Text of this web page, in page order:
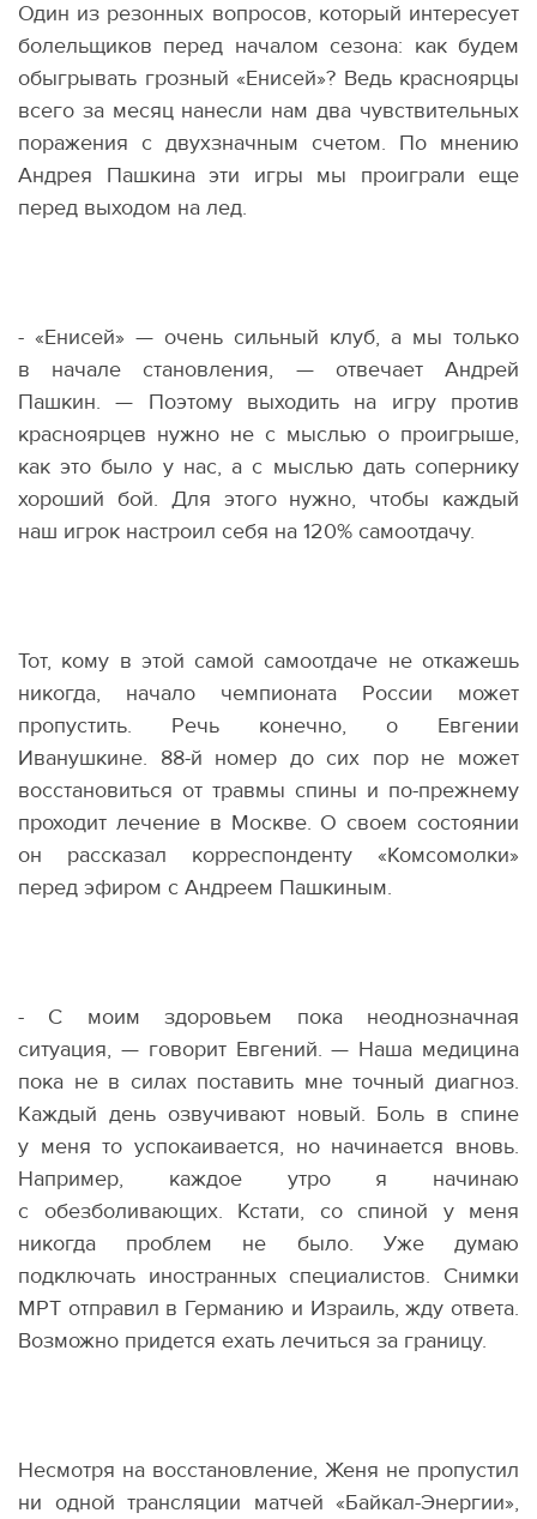
Один из резонных вопросов, который интересует
болельщиков перед началом сезона: как будем
обыгрывать грозный «Енисей»? Ведь красноярцы
всего за месяц нанесли нам два чувствительных
поражения с двухзначным счетом. По мнению
Андрея Пашкина эти игры мы проиграли еще
перед выходом на лед.
- «Енисей» — очень сильный клуб, а мы только
в начале становления, — отвечает Андрей
Пашкин. — Поэтому выходить на игру против
красноярцев нужно не с мыслью о проигрыше,
как это было у нас, а с мыслью дать сопернику
хороший бой. Для этого нужно, чтобы каждый
наш игрок настроил себя на 120% самоотдачу.
Тот, кому в этой самой самоотдаче не откажешь
никогда, начало чемпионата России может
пропустить. Речь конечно, о Евгении
Иванушкине. 88-й номер до сих пор не может
восстановиться от травмы спины и по-прежнему
проходит лечение в Москве. О своем состоянии
он рассказал корреспонденту
«Комсомолки»
перед эфиром с Андреем Пашкиным.
- С моим здоровьем пока неоднозначная
ситуация, — говорит Евгений. — Наша медицина
пока не в силах поставить мне точный диагноз.
Каждый день озвучивают новый. Боль в спине
у меня то успокаивается, но начинается вновь.
Например, каждое утро я начинаю
с обезболивающих. Кстати, со спиной у меня
никогда проблем не было. Уже думаю
подключать иностранных специалистов. Снимки
МРТ отправил в Германию и Израиль, жду ответа.
Возможно придется ехать лечиться за границу.
Несмотря на восстановление, Женя не пропустил
ни одной трансляции матчей «Байкал-Энергии»,